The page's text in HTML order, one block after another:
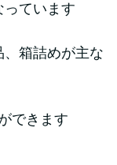
っています
箱詰めが主な
できます